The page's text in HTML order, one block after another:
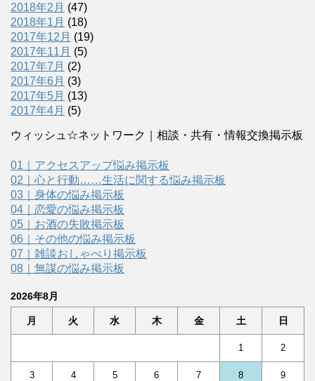
2018年2月 (47)
2018年1月 (18)
2017年12月 (19)
2017年11月 (5)
2017年7月 (2)
2017年6月 (3)
2017年5月 (13)
2017年4月 (5)
ウィッシュ☆ネットワーク｜相談・共有・情報交換掲示板
01｜アクセスアップ悩み掲示板
02｜心と行動……生活に関する悩み掲示板
03｜身体の悩み掲示板
04｜恋愛の悩み掲示板
05｜お酒の失敗掲示板
06｜その他の悩み掲示板
07｜雑談おしゃべり掲示板
08｜無謀の悩み掲示板
2026年8月
月 火 水 木 金 土 日
1 2
3 4 5 6 7 8 9